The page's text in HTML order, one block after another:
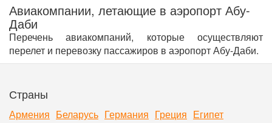
Авиакомпании, летающие в аэропорт Абу-
Даби
Перечень авиакомпаний, которые осуществляют
перелет и перевозку пассажиров в аэропорт Абу-Даби.
Страны
Армения Беларусь Германия Греция Египет